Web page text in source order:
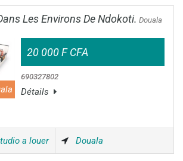
Les Environs De Ndokoti. Douala
20 000 F CFA
690327802
Détails
a louer Douala